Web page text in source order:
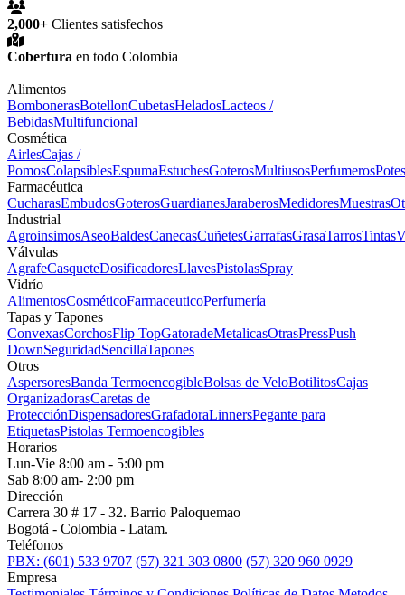
2,000+ Clientes satisfechos
Cobertura en todo Colombia
Alimentos
BombonerasBotellonCubetasHeladosLacteos /
BebidasMultifuncional
Cosmética
AirlesCajas /
PomosColapsiblesEspumaEstuchesGoterosMultiusosPerfumerosPotes
Farmacéutica
CucharasEmbudosGoterosGuardianesJaraberosMedidoresMuestras
Industrial
AgroinsimosAseoBaldesCanecasCuñetesGarrafasGrasaTarrosTintas
Válvulas
AgrafeCasqueteDosificadoresLlavesPistolasSpray
Vidrío
AlimentosCosméticoFarmaceuticoPerfumería
Tapas y Tapones
ConvexasCorchosFlip TopGatoradeMetalicasOtrasPressPush
DownSeguridadSencillaTapones
Otros
AspersoresBanda TermoencogibleBolsas de VeloBotilitosCajas
OrganizadorasCaretas de
ProtecciónDispensadoresGrafadoraLinnersPegante para
EtiquetasPistolas Termoencogibles
Horarios
Lun-Vie 8:00 am - 5:00 pm
Sab 8:00 am- 2:00 pm
Dirección
Carrera 30 # 17 - 32. Barrio Paloquemao
Bogotá - Colombia - Latam.
Teléfonos
PBX: (601) 533 9707 (57) 321 303 0800 (57) 320 960 0929
Empresa